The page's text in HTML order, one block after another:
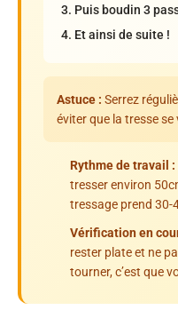
Puis boudin 3
Et ainsi de suite !
Astuce : Serrez
éviter que la tresse se
Rythme de travail :
tresser environ
tressage prend 30-
Vérification en
rester plate et ne
tourner, c’est que